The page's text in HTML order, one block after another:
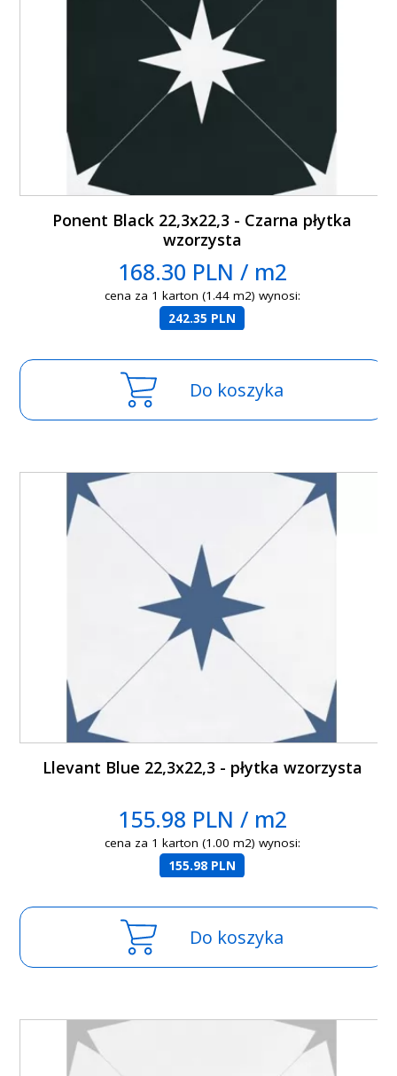
Ponent Black 22,3x22,3 - Czarna płytka
wzorzysta
168.30 PLN / m2
cena za 1 karton (1.44 m2) wynosi:
242.35 PLN
Do koszyka
Llevant Blue 22,3x22,3 - płytka wzorzysta
155.98 PLN / m2
cena za 1 karton (1.00 m2) wynosi:
155.98 PLN
Do koszyka